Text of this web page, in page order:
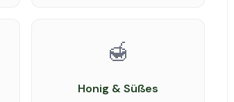
🍯
Honig & Süßes